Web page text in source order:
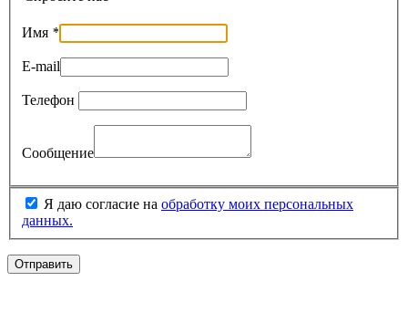
Имя *
E-mail
Телефон
Сообщение
Я даю согласие на обработку моих персональных
данных.
Отправить